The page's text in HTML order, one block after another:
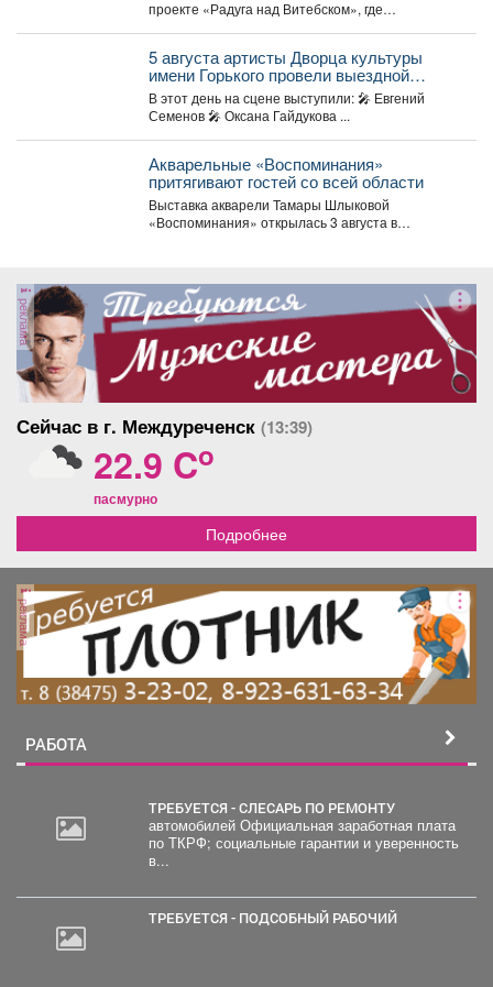
Витебске.
проекте «Радуга над Витебском», где
5 августа артисты Дворца культуры
имени Горького провели выездной
концерт в реабилитационном центре
«Топаз».
В этот день на сцене выступили: 🎤 Евгений
Семенов 🎤 Оксана Гайдукова ...
Акварельные «Воспоминания»
притягивают гостей со всей области
Выставка акварели Тамары Шлыковой
«Воспоминания» открылась 3 августа в
реклама
Сейчас в г. Междуреченск (13:39)
22.9 Co
пасмурно
Подробнее
реклама
РАБОТА
ТРЕБУЕТСЯ - СЛЕСАРЬ ПО РЕМОНТУ
автомобилей Официальная заработная плата
по ТКРФ; социальные гарантии и уверенность
в...
ТРЕБУЕТСЯ - ПОДСОБНЫЙ РАБОЧИЙ
2